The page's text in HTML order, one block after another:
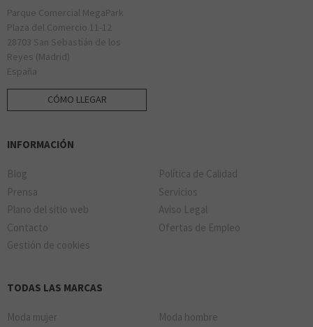
Parque Comercial MegaPark
Plaza del Comercio 11-12
28703 San Sebastián de los
Reyes (Madrid)
España
CÓMO LLEGAR
INFORMACIÓN
Blog
Política de Calidad
Prensa
Servicios
Plano del sitio web
Aviso Legal
Contacto
Ofertas de Empleo
Gestión de cookies
TODAS LAS MARCAS
Moda mujer
Moda hombre